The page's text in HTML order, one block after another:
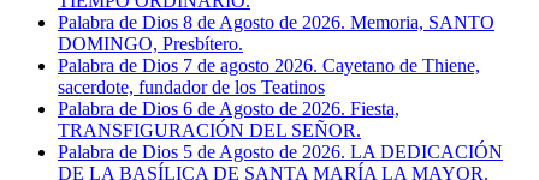
Palabra de Dios 8 de Agosto de 2026. Memoria, SANTO
DOMINGO, Presbítero.
Palabra de Dios 7 de agosto 2026. Cayetano de Thiene,
sacerdote, fundador de los Teatinos
Palabra de Dios 6 de Agosto de 2026. Fiesta,
TRANSFIGURACIÓN DEL SEÑOR.
Palabra de Dios 5 de Agosto de 2026. LA DEDICACIÓN
DE LA BASÍLICA DE SANTA MARÍA LA MAYOR.